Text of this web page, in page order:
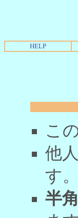
HELP
こ
他
す。
半